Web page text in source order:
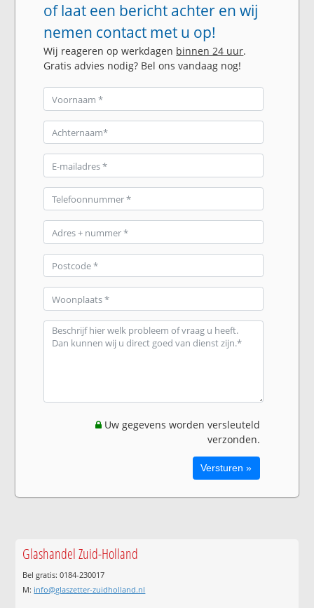
of laat een bericht achter en wij
nemen contact met u op!
Wij reageren op werkdagen binnen 24 uur.
Gratis advies nodig? Bel ons vandaag nog!
Uw gegevens worden versleuteld
verzonden.
Glashandel Zuid-Holland
Bel gratis: 0184-230017
M: info@glaszetter-zuidholland.nl